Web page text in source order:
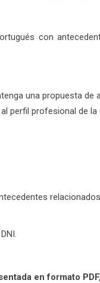
con
una propuesta
perfil profesional de
en formato